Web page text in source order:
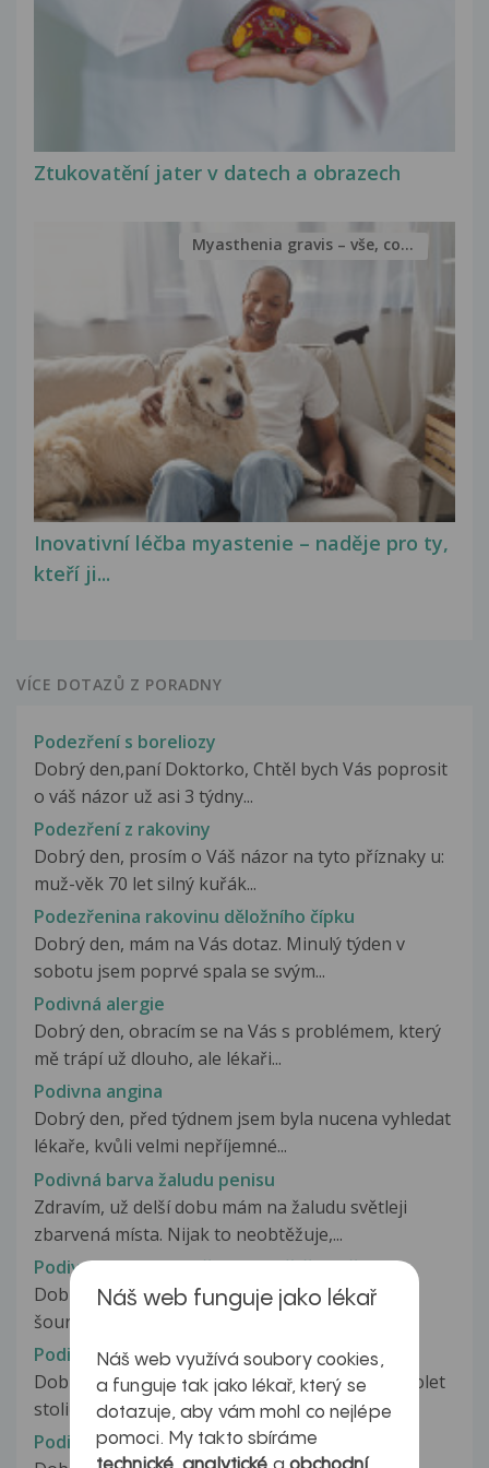
Ztukovatění jater v datech a obrazech
Inovativní léčba myastenie – naděje pro ty,
kteří ji...
Myasthenia gravis – vše, co...
VÍCE DOTAZŮ Z PORADNY
Podezření s boreliozy
Dobrý den,paní Doktorko, Chtěl bych Vás poprosit
o váš názor už asi 3 týdny...
Podezření z rakoviny
Dobrý den, prosím o Váš názor na tyto příznaky u:
muž-věk 70 let silný kuřák...
Podezřenina rakovinu děložního čípku
Dobrý den, mám na Vás dotaz. Minulý týden v
sobotu jsem poprvé spala se svým...
Podivná alergie
Dobrý den, obracím se na Vás s problémem, který
mě trápí už dlouho, ale lékaři...
Podivna angina
Dobrý den, před týdnem jsem byla nucena vyhledat
lékaře, kvůli velmi nepříjemné...
Podivná barva žaludu penisu
Zdravím, už delší dobu mám na žaludu světleji
zbarvená místa. Nijak to neobtěžuje,...
Podivná bobulka na šourku,zvětšené žíly
Dobrý den, je mi 18 let,před 3 měsíci se mi na
šourku objevila tato bílá(na...
Podivná ordinace
Dobrý den. Dnes ráno jsem mě začal strašně bolet
stolička a tak mi nezbylo než...
Podivná reakce
Náš web funguje jako lékař
Náš web využívá soubory cookies,
a funguje tak jako lékař, který se
dotazuje, aby vám mohl co nejlépe
pomoci. My takto sbíráme